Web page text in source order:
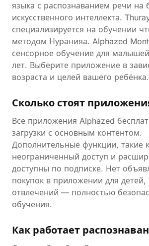
языка с распознаванием речи на
искусственного интеллекта.
специализируется на обучении
методом Нуранияа. Alphazed
сенсорное обучение для
лет. Выберите приложение в
возраста и целей вашего ребёнка.
Сколько стоят
Все приложения Alphazed
загрузки с основным контентом.
Дополнительные функции, такие
неограниченный доступ и
доступны по подписке. Нет
покупок в приложении для детей,
отвлечений — полностью
обучения.
Как работает